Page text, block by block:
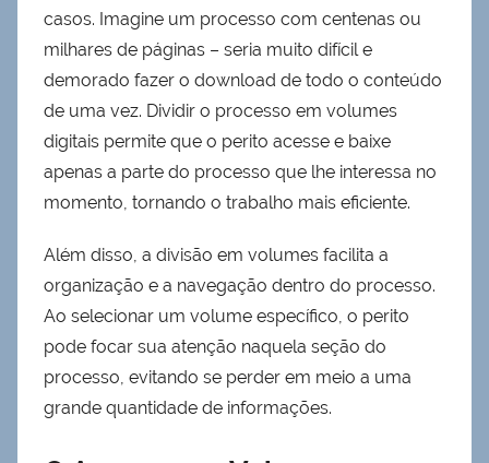
casos. Imagine um processo com centenas ou
milhares de páginas – seria muito difícil e
demorado fazer o download de todo o conteúdo
de uma vez. Dividir o processo em volumes
digitais permite que o perito acesse e baixe
apenas a parte do processo que lhe interessa no
momento, tornando o trabalho mais eficiente.
Além disso, a divisão em volumes facilita a
organização e a navegação dentro do processo.
Ao selecionar um volume específico, o perito
pode focar sua atenção naquela seção do
processo, evitando se perder em meio a uma
grande quantidade de informações.